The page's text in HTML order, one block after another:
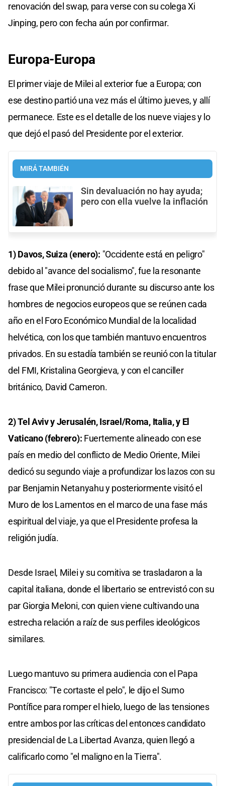
renovación del swap, para verse con su colega Xi
Jinping, pero con fecha aún por confirmar.
Europa-Europa
El primer viaje de Milei al exterior fue a Europa; con
ese destino partió una vez más el último jueves, y allí
permanece. Este es el detalle de los nueve viajes y lo
que dejó el pasó del Presidente por el exterior.
MIRÁ TAMBIÉN
Sin devaluación no hay ayuda;
pero con ella vuelve la inflación
1) Davos, Suiza (enero): "Occidente está en peligro"
debido al "avance del socialismo", fue la resonante
frase que Milei pronunció durante su discurso ante los
hombres de negocios europeos que se reúnen cada
año en el Foro Económico Mundial de la localidad
helvética, con los que también mantuvo encuentros
privados. En su estadía también se reunió con la titular
del FMI, Kristalina Georgieva, y con el canciller
británico, David Cameron.
2) Tel Aviv y Jerusalén, Israel/Roma, Italia, y El
Vaticano (febrero): Fuertemente alineado con ese
país en medio del conflicto de Medio Oriente, Milei
dedicó su segundo viaje a profundizar los lazos con su
par Benjamin Netanyahu y posteriormente visitó el
Muro de los Lamentos en el marco de una fase más
espiritual del viaje, ya que el Presidente profesa la
religión judía.
Desde Israel, Milei y su comitiva se trasladaron a la
capital italiana, donde el libertario se entrevistó con su
par Giorgia Meloni, con quien viene cultivando una
estrecha relación a raíz de sus perfiles ideológicos
similares.
Luego mantuvo su primera audiencia con el Papa
Francisco: "Te cortaste el pelo", le dijo el Sumo
Pontífice para romper el hielo, luego de las tensiones
entre ambos por las críticas del entonces candidato
presidencial de La Libertad Avanza, quien llegó a
calificarlo como "el maligno en la Tierra".